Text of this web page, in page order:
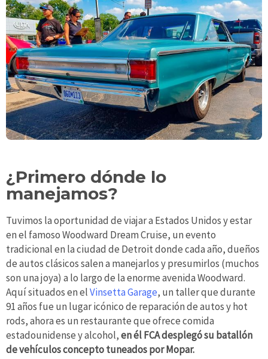
¿Primero dónde lo
manejamos?
Tuvimos la oportunidad de viajar a Estados Unidos y estar
en el famoso Woodward Dream Cruise, un evento
tradicional en la ciudad de Detroit donde cada año, dueños
de autos clásicos salen a manejarlos y presumirlos (muchos
son una joya) a lo largo de la enorme avenida Woodward.
Aquí situados en elVinsetta Garage, un taller que durante
91 años fue un lugar icónico de reparación de autos y hot
rods, ahora es un restaurante que ofrece comida
estadounidense y alcohol,en él FCA desplegó su batallón
de vehículos concepto tuneados por Mopar.